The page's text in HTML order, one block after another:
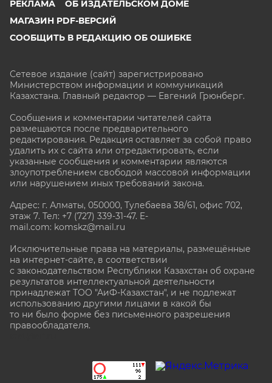
РЕКЛАМА
ОБ ИЗДАТЕЛЬСКОМ ДОМЕ
МАГАЗИН PDF-ВЕРСИЙ
СООБЩИТЬ В РЕДАКЦИЮ ОБ ОШИБКЕ
Сетевое издание (сайт) зарегистрировано
Министерством информации и коммуникаций
Казахстана. Главный редактор — Евгений Грюнберг.
Сообщения и комментарии читателей сайта
размещаются после предварительного
редактирования. Редакция оставляет за собой право
удалить их с сайта или отредактировать, если
указанные сообщения и комментарии являются
злоупотреблением свободой массовой информации
или нарушением иных требований закона.
Адрес: г. Алматы, 050000, Тулебаева 38/61, офис 702,
этаж 7. Тел: +7 (727) 339-31-47. E-
mail.com: komskz@mail.ru
Исключительные права на материалы, размещённые
на интернет-сайте, в соответствии
с законодательством Республики Казахстан об охране
результатов интеллектуальной деятельности
принадлежат ТОО "АиФ-Казахстан", и не подлежат
использованию другими лицами в какой бы
то ни было форме без письменного разрешения
правообладателя.